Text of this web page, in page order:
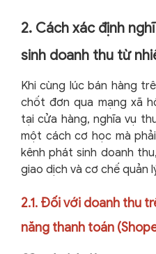
2. Cách xác định
sinh doanh thu từ
Khi cùng lúc bán hàng
chốt đơn qua mạng xã
tại cửa hàng, nghĩa vụ
một cách cơ học mà
kênh phát sinh doanh
giao dịch và cơ chế quản
2.1. Đối với doanh thu
năng thanh toán